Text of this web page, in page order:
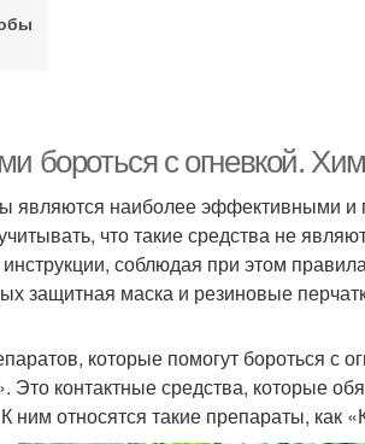
бороться с огневкой.
являются наиболее эффективными и
что такие средства не
соблюдая при этом
защитная маска и резиновые
которые помогут бороться с
Это контактные средства, которые
ним относятся такие препараты, как